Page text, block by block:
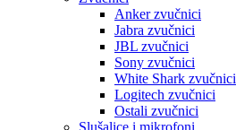
Anker zvučnici
Jabra zvučnici
JBL zvučnici
Sony zvučnici
White Shark zvučnici
Logitech zvučnici
Ostali zvučnici
Slušalice i mikrofoni